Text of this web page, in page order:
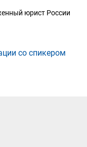
юрист России
со спикером